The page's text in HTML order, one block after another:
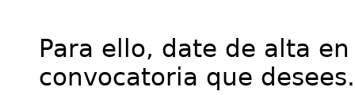
Para ello, date de alta
convocatoria que desees.